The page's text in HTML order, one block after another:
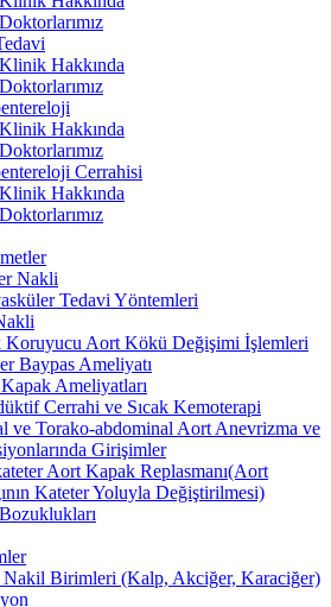
Doktorlarımız
Klinik Hakkında
Doktorlarımız
Klinik Hakkında
Doktorlarımız
Cerrahisi
Klinik Hakkında
Doktorlarımız
Nakli
Tedavi Yöntemleri
Koruyucu Aort Kökü Değişimi İşlemleri
Baypas Ameliyatı
Ameliyatları
Cerrahi ve Sıcak Kemoterapi
ve Torako-abdominal Aort Anevrizma ve
Girişimler
Aort Kapak Replasmanı(Aort
Kateter Yoluyla Değiştirilmesi)
Nakil Birimleri (Kalp, Akciğer, Karaciğer)